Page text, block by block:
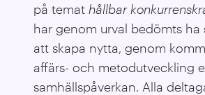
på temat hållbar
har genom urval bedömts ha
att skapa nytta, genom
affärs- och metodutveckling
samhällspåverkan. Alla